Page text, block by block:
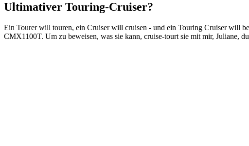
Ultimativer Touring-Cruiser?
Ein Tourer will touren, ein Cruiser will cruisen - und ein Touring Cruiser will
CMX1100T. Um zu beweisen, was sie kann, cruise-tourt sie mit mir, Juliane,